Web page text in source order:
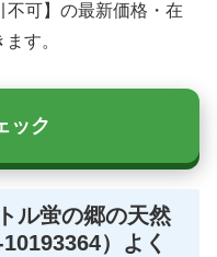
不可】の最新価格・在
す。
ック
ル蛍の郷の天然
）よく